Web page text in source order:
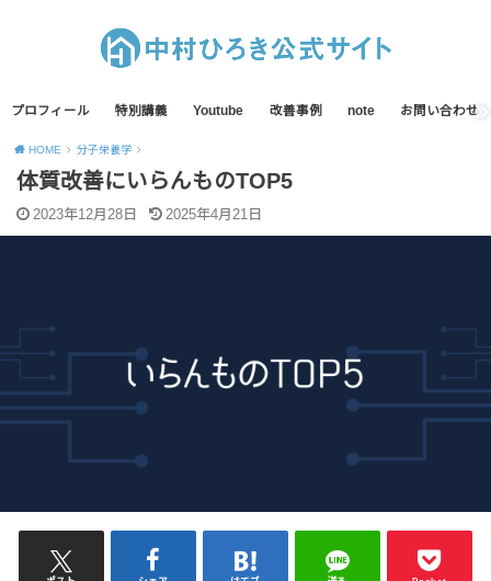
プロフィール 特別講義 Youtube 改善事例 note お問い合わせ
HOME 分子栄養学
体質改善にいらんものTOP5
2023年12月28日 2025年4月21日